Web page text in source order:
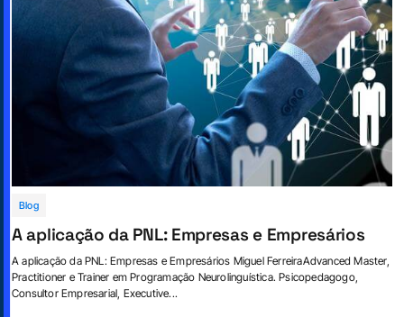
Blog
A aplicação da PNL: Empresas e Empresários
A aplicação da PNL: Empresas e Empresários Miguel FerreiraAdvanced Master,
Practitioner e Trainer em Programação Neurolinguística. Psicopedagogo,
Consultor Empresarial, Executive...